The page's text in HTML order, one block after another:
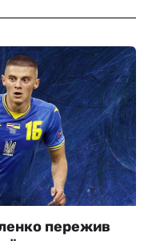
пережив